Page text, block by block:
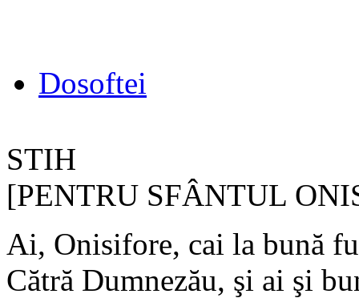
Dosoftei
STIH
[PENTRU SFÂNTUL
Ai, Onisifore, cai la bună
Cătră Dumnezău, şi ai şi